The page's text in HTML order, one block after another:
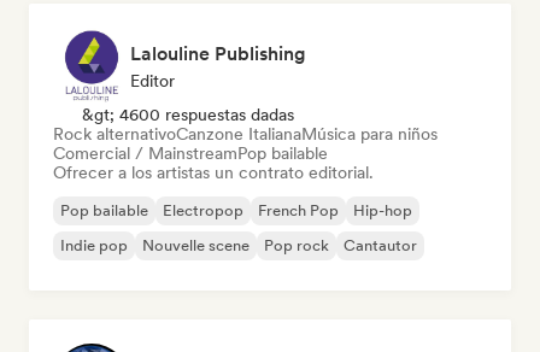
Lalouline Publishing
Editor
&gt; 4600 respuestas dadas
Rock alternativoCanzone ItalianaMúsica para niños
Comercial / MainstreamPop bailable
Ofrecer a los artistas un contrato editorial.
Pop bailable Electropop French Pop
Hip-hop
Indie pop
Nouvelle scene Pop rock Cantautor